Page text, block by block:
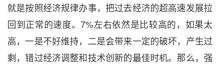
就是按照经济规律办事，把过去经济的超高速发展拉
回到正常的速度。7%左右依然是比较高的，如果太
高，一是不好维持，二是会带来一定的破坏，产生过
剩，错过经济调整和技术创新的最佳时机。那么，强